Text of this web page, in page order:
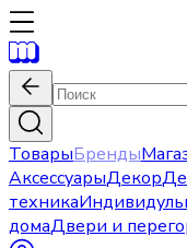
ТоварыБренды
АксессуарыДекор
техника
домаДвери и